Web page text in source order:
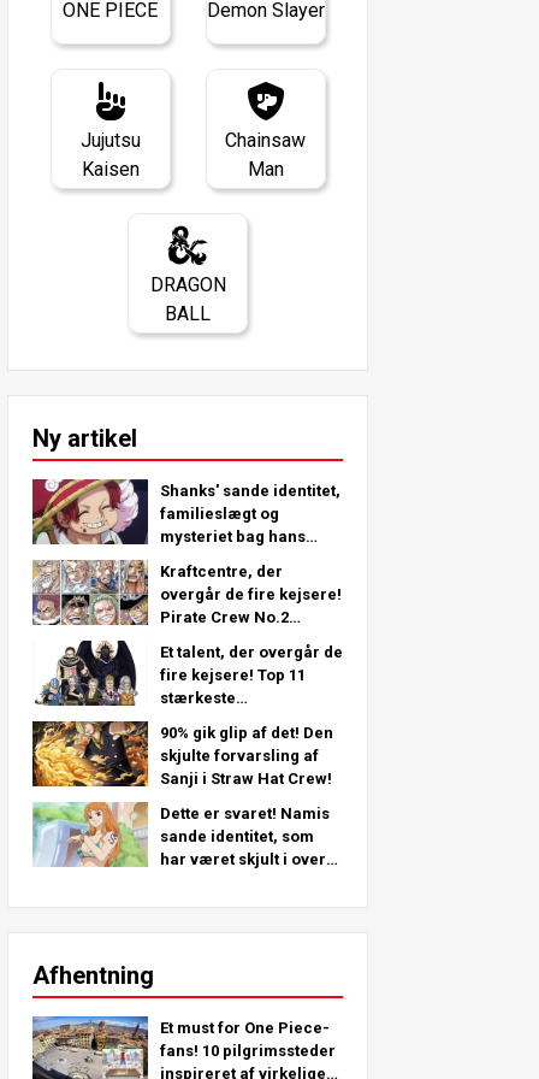
ONE PIECE Demon Slayer
Jujutsu
Kaisen
Chainsaw
Man
DRAGON
BALL
Ny artikel
Shanks' sande identitet,
familieslægt og
mysteriet bag hans
dybdegående analyse
fra det seneste kapitel!
Kraftcentre, der
overgår de fire kejsere!
Pirate Crew No.2
Stærkeste placeringer
TOP 11 (fra 5. til 1.)
Et talent, der overgår de
fire kejsere! Top 11
stærkeste
karakterer (fra 11. til 6.
plads)
90% gik glip af det! Den
skjulte forvarsling af
Sanji i Straw Hat Crew!
Dette er svaret! Namis
sande identitet, som
har været skjult i over
Afhentning
Et must for One Piece-
fans! 10 pilgrimssteder
inspireret af virkelige